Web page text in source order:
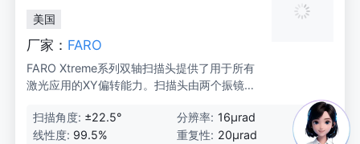
是用于标记和切割宽幅材料的经过验证的高容
量解决方案。
美国
厂家： FARO
FARO Xtreme系列双轴扫描头提供了用于所有
激光应用的XY偏转能力。扫描头由两个振镜、
成。两个转镜的同步动作将激光束引导到目标
材料表面的特定位置。适配器可用于各种f-thet
扫描角度: ±22.5° 分辨率: 16μrad
线性度: 99.5% 重复性: 20μrad